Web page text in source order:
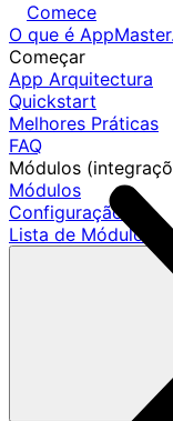
Comece
O que é
Começar
App Arquitectura
Quickstart
Melhores Práticas
FAQ
Módulos
Módulos
Configuração
Lista de Módulos